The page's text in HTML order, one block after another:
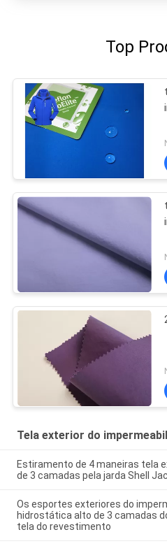
Top
Tela exterior do
Estiramento de 4 maneiras tela
de 3 camadas pela jarda Shell
Os esportes exteriores do
hidrostática alto de 3 camadas
tela do revestimento